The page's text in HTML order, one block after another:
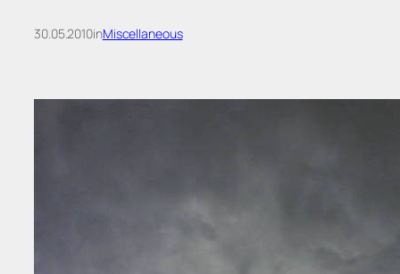
30.05.2010inMiscellaneous